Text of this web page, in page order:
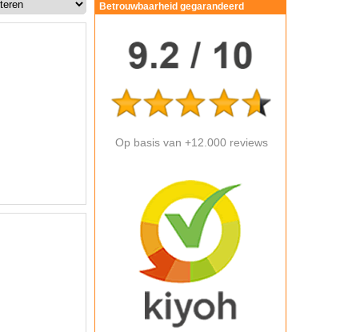
Betrouwbaarheid gegarandeerd
Op basis van +12.000 reviews